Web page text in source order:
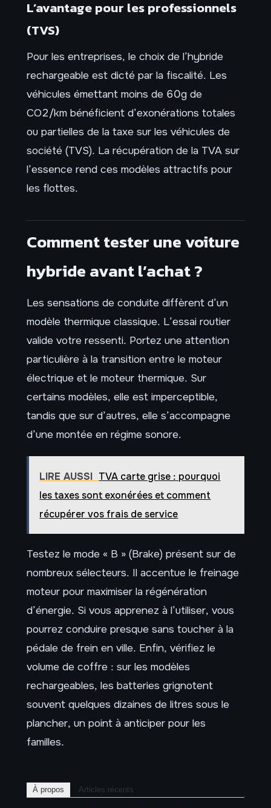
L’avantage pour les professionnels
(TVS)
Pour les entreprises, le choix de l’hybride
rechargeable est dicté par la fiscalité. Les
véhicules émettant moins de 60g de
CO2/km bénéficient d’exonérations totales
ou partielles de la taxe sur les véhicules de
société (TVS). La récupération de la TVA sur
l’essence rend ces modèles attractifs pour
les flottes.
Comment tester une voiture
hybride avant l’achat ?
Les sensations de conduite diffèrent d’un
modèle thermique classique. L’essai routier
valide votre ressenti. Portez une attention
particulière à la transition entre le moteur
électrique et le moteur thermique. Sur
certains modèles, elle est imperceptible,
tandis que sur d’autres, elle s’accompagne
d’une montée en régime sonore.
LIRE AUSSI TVA carte grise : pourquoi
les taxes sont exonérées et comment
récupérer vos frais de service
Testez le mode « B » (Brake) présent sur de
nombreux sélecteurs. Il accentue le freinage
moteur pour maximiser la régénération
d’énergie. Si vous apprenez à l’utiliser, vous
pourrez conduire presque sans toucher à la
pédale de frein en ville. Enfin, vérifiez le
volume de coffre : sur les modèles
rechargeables, les batteries grignotent
souvent quelques dizaines de litres sous le
plancher, un point à anticiper pour les
familles.
À propos Articles récents